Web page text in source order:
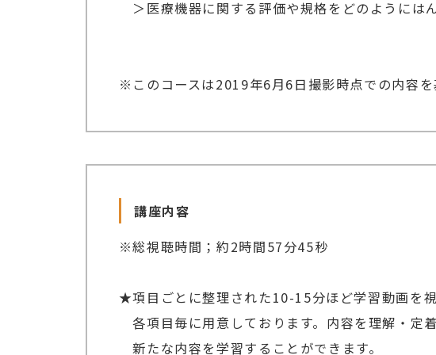
＞医療機器に関する評価や規格をどのようには
※このコースは2019年6月6日撮影時点での内容を
講座内容
※総視聴時間；約2時間57分45秒
★項目ごとに整理された10-15分ほど学習動画を
各項目毎に用意しております。内容を理解・定
新たな内容を学習することができます。